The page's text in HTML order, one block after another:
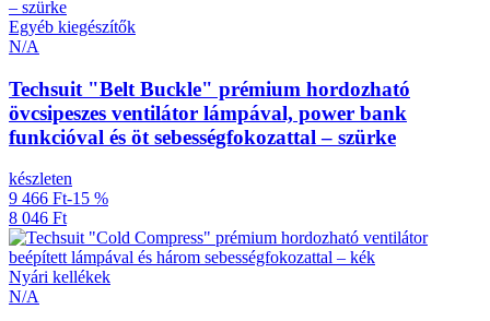
Egyéb kiegészítők
N/A
Techsuit "Belt Buckle" prémium hordozható
övcsipeszes ventilátor lámpával, power bank
funkcióval és öt sebességfokozattal – szürke
készleten
9 466 Ft-15 %
8 046 Ft
Nyári kellékek
N/A